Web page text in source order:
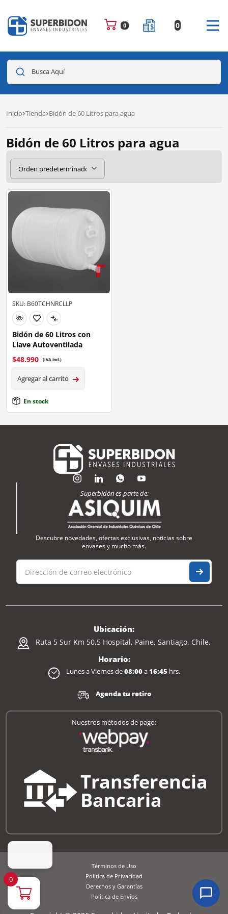
0 0
Busca Aquí
Inicio Tienda Bidón de 60 Litros para agua
Bidón de 60 Litros para agua
SKU: B60TCHNRCLLP
Bidón de 60 Litros con
Llave Autoventilada
$48.990 (IVA incl.)
Agregar al carrito
En stock
Superbidón es parte de:
Descubre novedades, ofertas exclusivas, noticias sobre
envases y mucho más.
Ubicación:
Ruta 5 Sur Km 50,5 Hospital, Paine, Santiago, Chile.
Horario:
Lunes a Viernes de08:00a16:45 hrs.
Agenda tu retiro
Nuestros métodos de pago:
Términos de Uso
Política de Privacidad
Derechos y Garantías
Política de Envíos
0